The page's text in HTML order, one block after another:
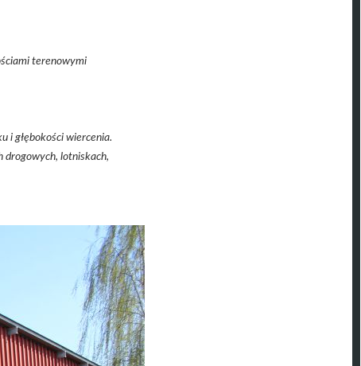
terenowymi
i głębokości wiercenia.
drogowych, lotniskach,